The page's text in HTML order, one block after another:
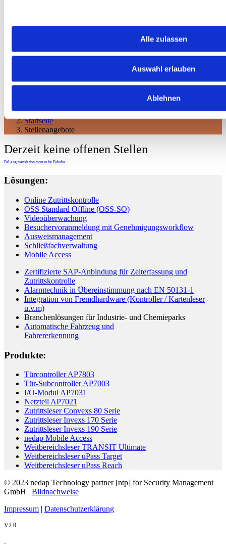
Alle zulassen
Auswahl erlauben
Ablehnen
Rückrufservice
Stellenangebote
Aktuelle Seite:
Startseite
Stellenangebote
Derzeit keine offenen Stellen
FaLang translation system by Faboba
Lösungen:
Online Zutrittskontrolle
OSS Standard Offline (OSS-SO)
Videoüberwachung
Besuchervoranmeldung mit Genehmigungsworkflow
Ausweismanagement
Schließfachverwaltung
Mobile Access
Zertifizierte SAP-Anbindung für Zeiterfassung und
Zutrittskontrolle
Alarmtechnik in Übereinstimmung nach EN 50131-1
Integration von Fremdhardware (Kontroller / Kartenleser
u.v.m)
Branchenlösungen für Industrie- und Chemieparks
Automatische Fahrzeug und
Fahrererkennung
Produkte:
Türcontroller AP7803
Tür-Subcontroller AP7003
I/O-Modul AP7031
Netzteil AP7021
Zutrittsleser Convexs 80 Serie
Zutrittsleser Invexs 170 Serie
Zutrittsleser Invexs 190 Serie
nedap Mobile Access
Weitbereichsleser TRANSIT Ultimate
Weitbereichsleser uPass Target
Weitbereichsleser uPass Reach
© 2023 nedap Technology partner [ntp] for Security Management
GmbH | Bildnachweise
Impressum | Datenschutzerklärung
V2.0